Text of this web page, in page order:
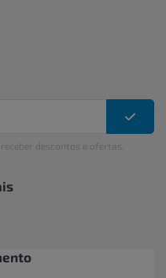
descontos e ofertas.